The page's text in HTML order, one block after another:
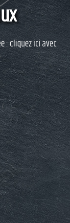
: cliquez ici avec